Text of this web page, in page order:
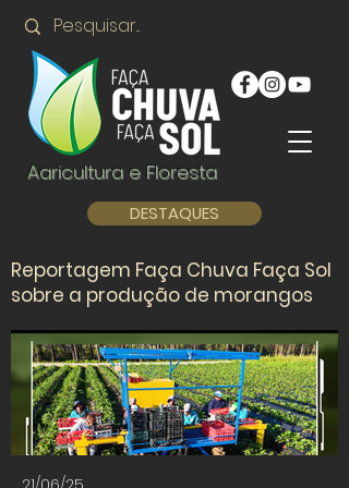
Agricultura e Floresta
DESTAQUES
Reportagem Faça Chuva Faça Sol
sobre a produção de morangos